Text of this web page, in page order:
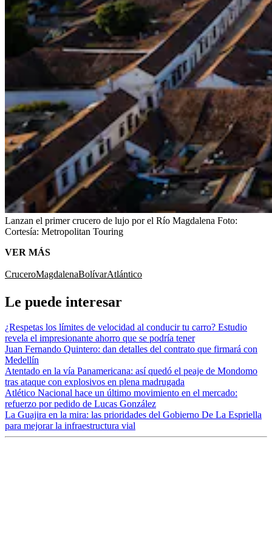
Lanzan el primer crucero de lujo por el Río Magdalena Foto:
Cortesía: Metropolitan Touring
VER MÁS
CruceroMagdalenaBolívarAtlántico
Le puede interesar
¿Respetas los límites de velocidad al conducir tu carro? Estudio
revela el impresionante ahorro que se podría tener
Juan Fernando Quintero: dan detalles del contrato que firmará con
Medellín
Atentado en la vía Panamericana: así quedó el peaje de Mondomo
tras ataque con explosivos en plena madrugada
Atlético Nacional hace un último movimiento en el mercado:
refuerzo por pedido de Lucas González
La Guajira en la mira: las prioridades del Gobierno De La Espriella
para mejorar la infraestructura vial